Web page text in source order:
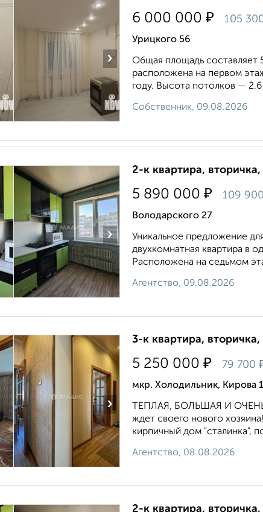
›
6 000 000 ₽ 105
Урицкого 56
Общая площадь составляет
расположена на первом
году. Высота потолков —
Собственник, 09.08.2026
›
2-к квартира,
5 890 000 ₽ 109 900
Володарского 27
Уникальное предложение
двухкомнатная квартира в
Расположена на седьмом
Агентство, 09.08.2026
›
3-к квартира,
5 250 000 ₽ 79 700
мкр. Холодильник, Кирова
ТЕПЛАЯ, БОЛЬШАЯ И ОЧЕНЬ
ждет своего нового
кирпичный дом "сталинка",
Агентство, 08.08.2026
2-к квартира,